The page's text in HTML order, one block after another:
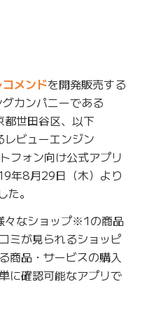
コメンドを開発販売する
カンパニーである
世田谷区、以下
ビューエンジン
フォン向け公式アプリ
年8月29日（木）より
。
々なショップ※1の商品
ミが見られるショッピ
商品・サービスの購入
に確認可能なアプリで